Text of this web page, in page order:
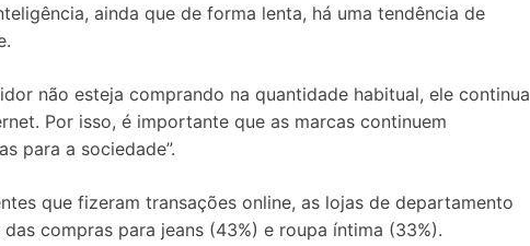
ainda que de forma lenta, há uma tendência de
não esteja comprando na quantidade habitual, ele continua
Por isso, é importante que as marcas continuem
para a sociedade”.
que fizeram transações online, as lojas de departamento
compras para jeans (43%) e roupa íntima (33%).